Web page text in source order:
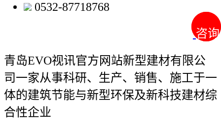
咨询
咨询
0532-87718768
青岛EVO视讯官方网站新型建材有限公
司一家从事科研、生产、销售、施工于一
体的建筑节能与新型环保及新科技建材综
合性企业